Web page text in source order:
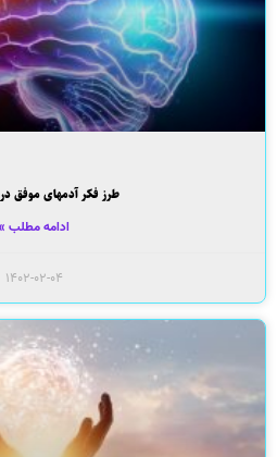
طرز فکر آدمهای موفق در
ادامه مطلب »
۱۴۰۲-۰۲-۰۴